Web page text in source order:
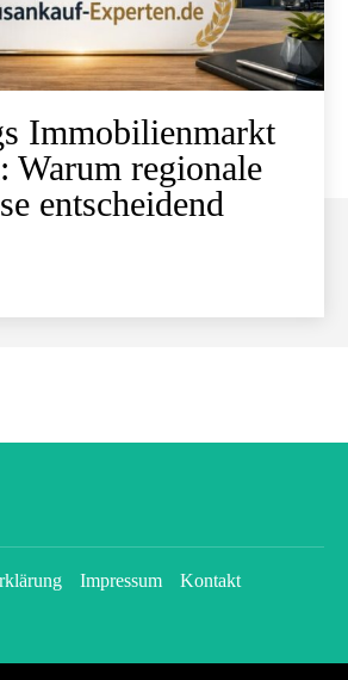
Immobilienmarkt
Warum regionale
entscheidend
Impressum
Kontakt